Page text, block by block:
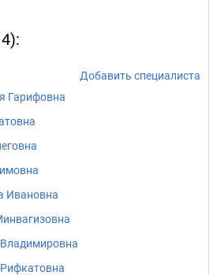
Добавить специалиста
Гарифовна
Ивановна